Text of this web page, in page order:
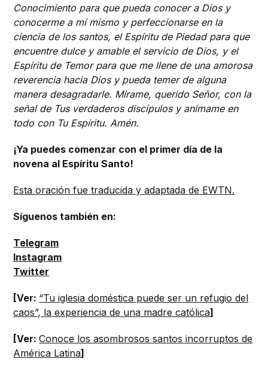
Conocimiento para que pueda conocer a Dios y
conocerme a mí mismo y perfeccionarse en la
ciencia de los santos, el Espíritu de Piedad para que
encuentre dulce y amable el servicio de Dios, y el
Espíritu de Temor para que me llene de una amorosa
reverencia hacia Dios y pueda temer de alguna
manera desagradarle. Mírame, querido Señor, con la
señal de Tus verdaderos discípulos y anímame en
todo con Tu Espíritu. Amén.
¡Ya puedes comenzar con el primer día de la
novena al Espíritu Santo!
Esta oración fue traducida y adaptada de EWTN.
Síguenos también en:
Telegram
Instagram
Twitter
[Ver: “Tu iglesia doméstica puede ser un refugio del
caos”, la experiencia de una madre católica]
[Ver:Conoce los asombrosos santos incorruptos de
América Latina]